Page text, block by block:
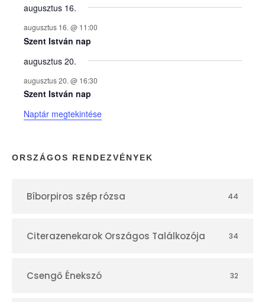
y
e
k
n
a
p
r
augusztus 16.
augusztus 16. @ 11:00
Szent István nap
augusztus 20.
augusztus 20. @ 16:30
Szent István nap
Naptár megtekintése
ORSZÁGOS RENDEZVÉNYEK
Bíborpiros szép rózsa 44
Citerazenekarok Országos Találkozója 34
Csengő Énekszó 32